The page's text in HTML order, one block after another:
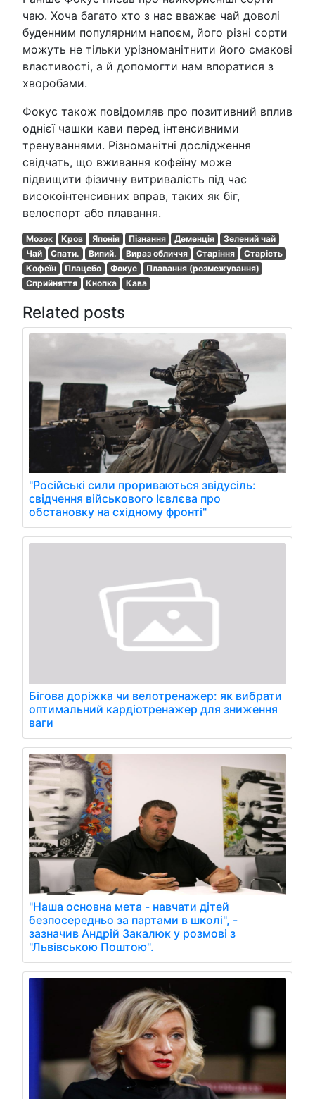
чаю. Хоча багато хто з нас вважає чай доволі
буденним популярним напоєм, його різні сорти
можуть не тільки урізноманітнити його смакові
властивості, а й допомогти нам впоратися з
хворобами.
Фокус також повідомляв про позитивний вплив
однієї чашки кави перед інтенсивними
тренуваннями. Різноманітні дослідження
свідчать, що вживання кофеїну може
підвищити фізичну витривалість під час
високоінтенсивних вправ, таких як біг,
велоспорт або плавання.
Мозок Кров Японія Пізнання Деменція
Зелений чай
Чай
Спати. Випий. Вираз обличчя Старіння
Старість
Кофеїн
Плацебо Фокус
Плавання (розмежування)
Сприйняття
Кнопка Кава
Related posts
"Російські сили прориваються звідусіль:
свідчення військового Ієвлєва про
обстановку на східному фронті"
Бігова доріжка чи велотренажер: як вибрати
оптимальний кардіотренажер для зниження
ваги
"Наша основна мета - навчати дітей
безпосередньо за партами в школі", -
зазначив Андрій Закалюк у розмові з
"Львівською Поштою".